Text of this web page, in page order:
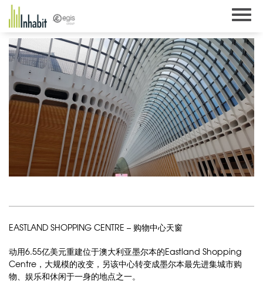
Skip
content
EASTLAND SHOPPING CENTRE – 购物中心天窗
动用6.55亿美元重建位于澳大利亚墨尔本的Eastland Shopping
Centre，大规模的改变，另该中心转变成墨尔本最先进集城市购
物、娱乐和休闲于一身的地点之一。